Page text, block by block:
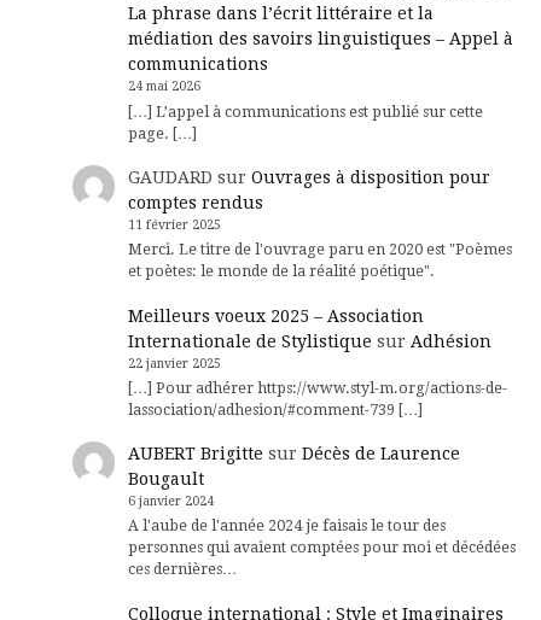
La phrase dans l’écrit littéraire et la
médiation des savoirs linguistiques – Appel à
communications
24 mai 2026
[…] L’appel à communications est publié sur cette
page. […]
GAUDARD sur Ouvrages à disposition pour
comptes rendus
11 février 2025
Merci. Le titre de l'ouvrage paru en 2020 est "Poèmes
et poètes: le monde de la réalité poétique".
Meilleurs voeux 2025 – Association
Internationale de Stylistique sur Adhésion
22 janvier 2025
[…] Pour adhérer https://www.styl-m.org/actions-de-
lassociation/adhesion/#comment-739 […]
AUBERT Brigitte sur Décès de Laurence
Bougault
6 janvier 2024
A l'aube de l'année 2024 je faisais le tour des
personnes qui avaient comptées pour moi et décédées
ces dernières…
Colloque international : Style et Imaginaires